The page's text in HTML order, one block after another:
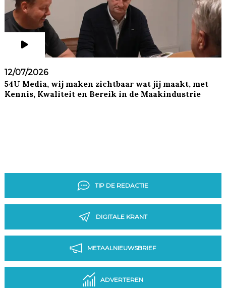
12/07/2026
54U Media, wij maken zichtbaar wat jij maakt, met
Kennis, Kwaliteit en Bereik in de Maakindustrie
TIP DE REDACTIE
DIGITALE KRANT
METAALNIEUWSBRIEF
ADVERTEREN